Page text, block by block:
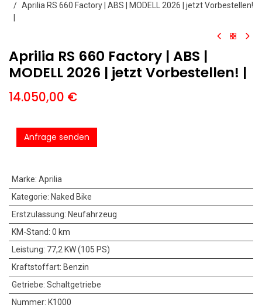
Aprilia RS 660 Factory | ABS | MODELL 2026 | jetzt Vorbestellen!
Aprilia RS 660 Factory | ABS |
MODELL 2026 | jetzt Vorbestellen! |
14.050,00 €
Anfrage senden
Marke: Aprilia
Kategorie: Naked Bike
Erstzulassung: Neufahrzeug
KM-Stand: 0 km
Leistung: 77,2 KW (105 PS)
Kraftstoffart: Benzin
Getriebe: Schaltgetriebe
Nummer: K1000